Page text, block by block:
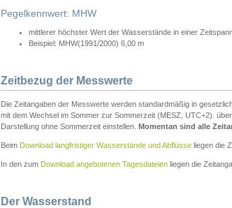
Pegelkennwert: MHW
mittlerer höchster Wert der Wasserstände in einer
Beispiel: MHW(1991/2000) 6,00 m
Zeitbezug der Messwerte
Die Zeitangaben der Messwerte werden standardmäßig in
mit dem Wechsel im Sommer zur Sommerzeit (MESZ, UTC+2).
Darstellung ohne Sommerzeit einstellen. Momentan sind alle
Beim Download langfristiger Wasserstände und Abflüsse liegen die
In den zum Download angebotenen Tagesdateien liegen die
Der Wasserstand